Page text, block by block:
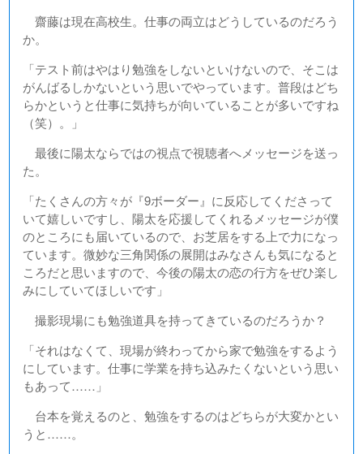
齋藤は現在高校生。仕事の両立はどうしているのだろう
か。
「テスト前はやはり勉強をしないといけないので、そこは
がんばるしかないという思いでやっています。普段はどち
らかというと仕事に気持ちが向いていることが多いですね
（笑）。」
最後に陽太ならではの視点で視聴者へメッセージを送っ
た。
「たくさんの方々が『9ボーダー』に反応してくださって
いて嬉しいですし、陽太を応援してくれるメッセージが僕
のところにも届いているので、お芝居をする上で力になっ
ています。微妙な三角関係の展開はみなさんも気になると
ころだと思いますので、今後の陽太の恋の行方をぜひ楽し
みにしていてほしいです」
撮影現場にも勉強道具を持ってきているのだろうか？
「それはなくて、現場が終わってから家で勉強をするよう
にしています。仕事に学業を持ち込みたくないという思い
もあって……」
台本を覚えるのと、勉強をするのはどちらが大変かとい
うと……。